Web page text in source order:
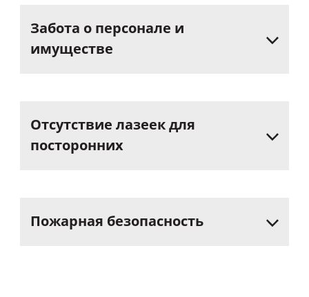
Забота о персонале и
имуществе
Отсутствие лазеекдля
посторонних
Пожарная безопасность